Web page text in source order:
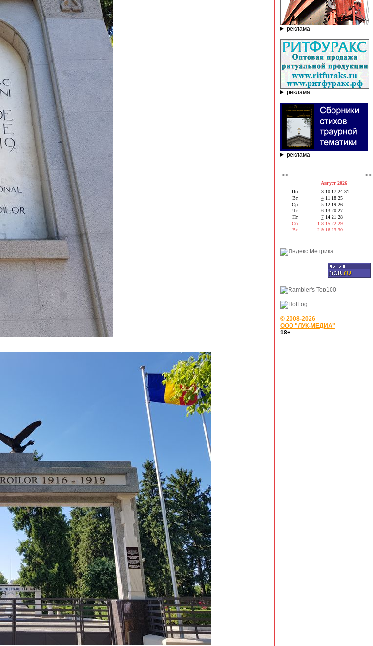
реклама
реклама
реклама
<< >>
Август 2026
Пн
Вт
Ср
Чт
Пт
Сб
Вс
3 10 17 24 31
4 11 18 25
5 12 19 26
6 13 20 27
7 14 21 28
1 8 15 22 29
2 9 16 23 30
© 2008-2026
ООО "ЛУК-МЕДИА"
18+